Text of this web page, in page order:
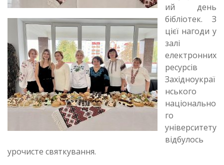
ий день
бібліотек. З
цієї нагоди у
залі
електронних
ресурсів
Західноукраї
нського
національно
го
університету
відбулось
урочисте святкування.